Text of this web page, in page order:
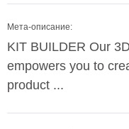
Мета-описание:
KIT BUILDER Our
empowers you to
product ...